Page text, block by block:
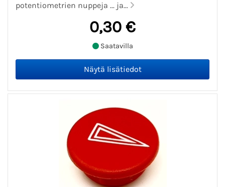
potentiometrien nuppeja ... ja...
0,30 €
Saatavilla